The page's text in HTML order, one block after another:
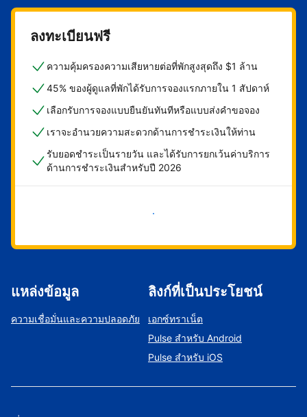
ลงทะเบียนฟรี
ความคุ้มครองความเสียหายต่อที่พักสูงสุดถึง $1 ล้าน
45% ของผู้ดูแลที่พักได้รับการจองแรกภายใน 1 สัปดาห์
เลือกรับการจองแบบยืนยันทันทีหรือแบบส่งคำขอจอง
เราจะอำนวยความสะดวกด้านการชำระเงินให้ท่าน
รับยอดชำระเป็นรายวัน และได้รับการยกเว้นค่าบริการ
ด้านการชำระเงินสำหรับปี 2026
เริ่มดำเนินการเลย
แหล่งข้อมูล
ความเชื่อมั่นและความปลอดภัย
ลิงก์ที่เป็นประโยชน์
เอกซ์ทราเน็ต
Pulse สำหรับ Android
Pulse สำหรับ iOS